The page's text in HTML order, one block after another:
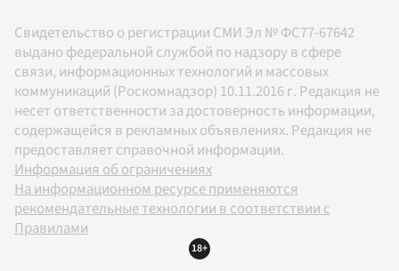
Свидетельство о регистрации СМИ Эл № ФС77-67642
выдано федеральной службой по надзору в сфере
связи, информационных технологий и массовых
коммуникаций (Роскомнадзор) 10.11.2016 г. Редакция не
несет ответственности за достоверность информации,
содержащейся в рекламных объявлениях. Редакция не
предоставляет справочной информации.
Информация об ограничениях
На информационном ресурсе применяются
рекомендательные технологии в соответствии с
Правилами
18+